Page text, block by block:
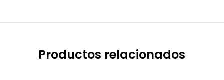
Productos relacionados